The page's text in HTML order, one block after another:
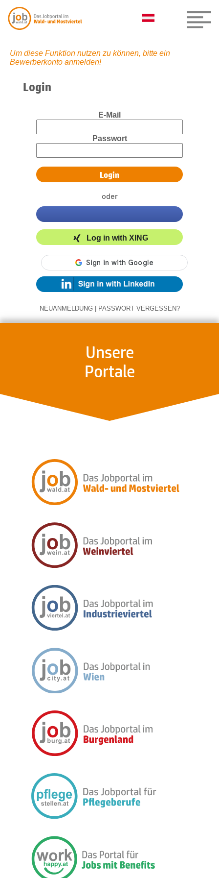
Um diese Funktion nutzen zu können, bitte ein
Bewerberkonto anmelden!
Login
E-Mail
Passwort
oder
Log in with XING
NEUANMELDUNG | PASSWORT VERGESSEN?
Unsere
Portale